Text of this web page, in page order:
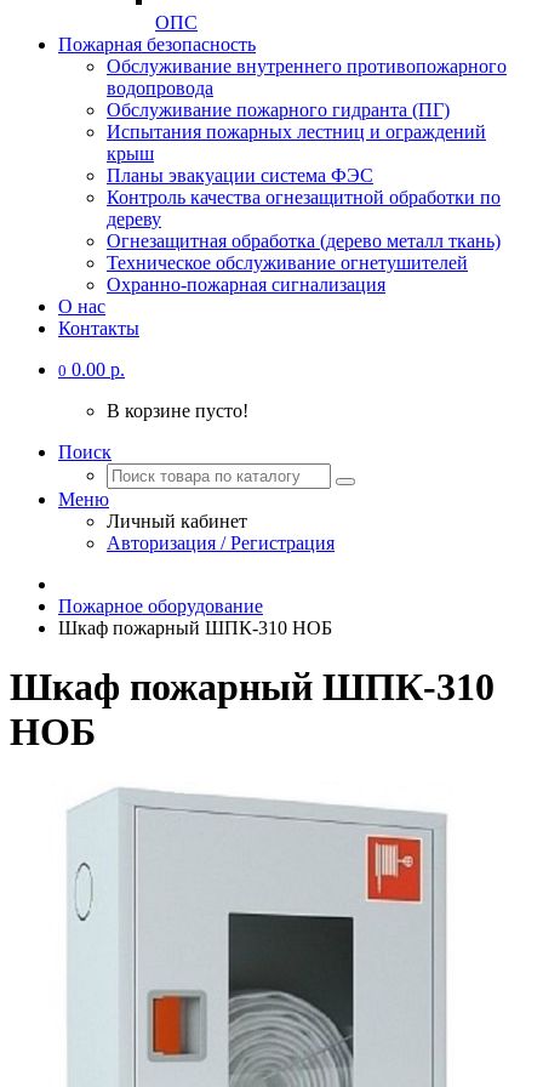
ОПС
Пожарная безопасность
Обслуживание внутреннего противопожарного
водопровода
Обслуживание пожарного гидранта (ПГ)
Испытания пожарных лестниц и ограждений
крыш
Планы эвакуации система ФЭС
Контроль качества огнезащитной обработки по
дереву
Огнезащитная обработка (дерево металл ткань)
Техническое обслуживание огнетушителей
Охранно-пожарная сигнализация
О нас
Контакты
0 0.00 р.
В корзине пусто!
Поиск
Меню
Личный кабинет
Авторизация / Регистрация
Пожарное оборудование
Шкаф пожарный ШПК-310 НОБ
Шкаф пожарный ШПК-310
НОБ